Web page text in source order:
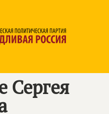
Сергея